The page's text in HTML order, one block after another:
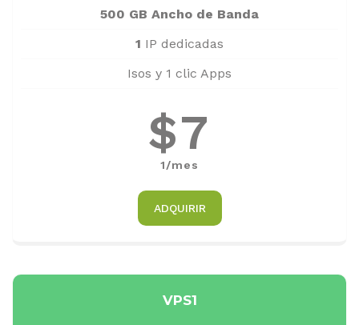
500 GB Ancho de Banda
1 IP dedicadas
Isos y 1 clic Apps
$7
1/mes
ADQUIRIR
VPS1